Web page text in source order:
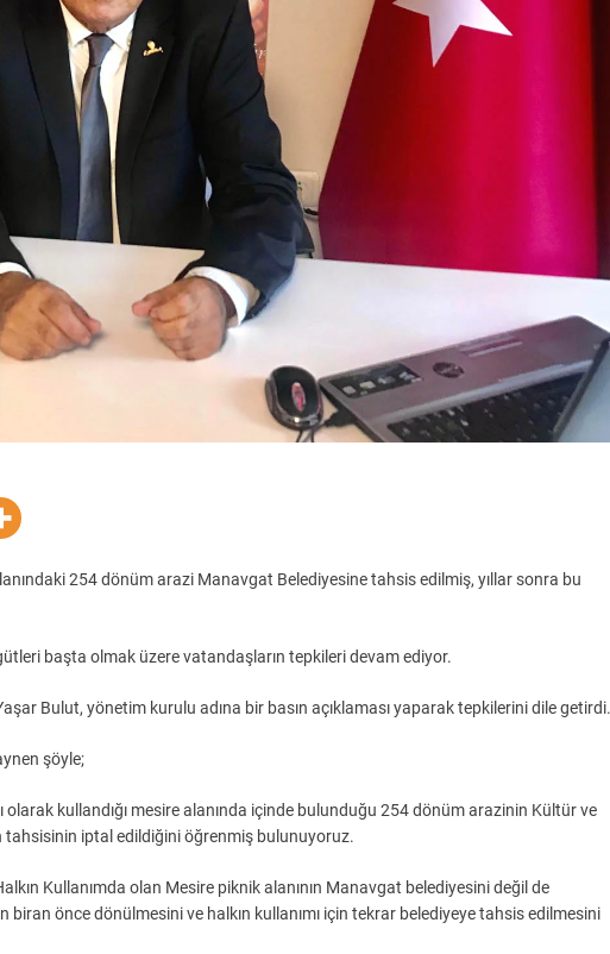
254 dönüm arazi Manavgat Belediyesine tahsis edilmiş, yıllar sonra bu
başta olmak üzere vatandaşların tepkileri devam ediyor.
Bulut, yönetim kurulu adına bir basın açıklaması yaparak tepkilerini dile getirdi.
şöyle;
kullandığı mesire alanında içinde bulunduğu 254 dönüm arazinin Kültür ve
tahsisinin iptal edildiğini öğrenmiş bulunuyoruz.
Kullanımda olan Mesire piknik alanının Manavgat belediyesini değil de
biran önce dönülmesini ve halkın kullanımı için tekrar belediyeye tahsis edilmesini